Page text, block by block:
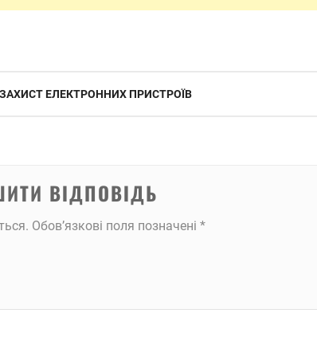
ЕЛЕКТРОННИХ ПРИСТРОЇВ
ВІДПОВІДЬ
Обов’язкові поля позначені *